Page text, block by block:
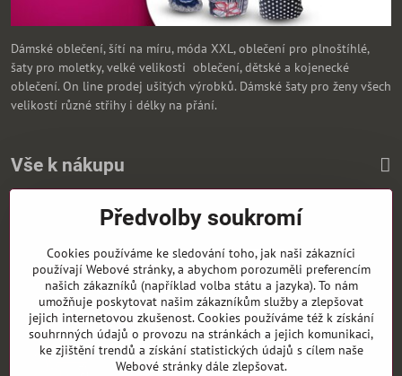
Dámské oblečení, šítí na míru, móda XXL, oblečení pro plnoštíhlé,
šaty pro moletky, velké velikosti oblečení, dětské a kojenecké
oblečení. On line prodej ušitých výrobků. Dámské šaty pro ženy všech
velikostí různé střihy i délky na přání.
Vše k nákupu
Zasíláme i na SlovenskoPředvolby soukromí
Cookies používáme ke sledování toho, jak naši zákazníci
používají Webové stránky, a abychom porozuměli preferencím
našich zákazníků (například volba státu a jazyka). To nám
umožňuje poskytovat našim zákazníkům služby a zlepšovat
jejich internetovou zkušenost. Cookies používáme též k získání
souhrnných údajů o provozu na stránkách a jejich komunikaci,
ke zjištění trendů a získání statistických údajů s cílem naše
Webové stránky dále zlepšovat.